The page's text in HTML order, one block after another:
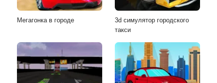
Мегагонка в городе
3d симулятор городского
такси